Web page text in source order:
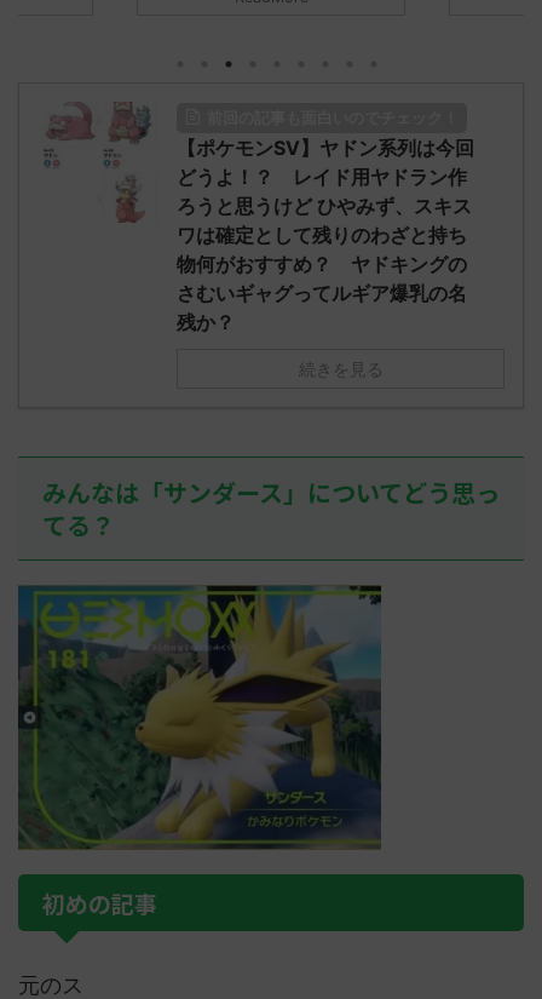
リージョ
ただダグト
れたウミト
う思ってる？ 初めの記事 元のス
2023/06/28(水)
01:07:00.69ID:oUI00NrJ0 エクスレ
ッグヘルムかっこいいから助かる 名
無しさん0971 0971 名無しさん、君に
決めた！ (ﾜｯﾁｮｲW b524-NwUu)
2023/06/28(水 ...
2023/06/
え忘れたガ
たラウドボ
しさん0624
決めた！ (ﾜ
【ポケモンSV】ヤドン系列は今回
どうよ！？ レイド用ヤドラン作
ろうと思うけど ひやみず、スキス
ワは確定として残りのわざと持ち
物何がおすすめ？ ヤドキングの
さむいギャグってルギア爆乳の名
残か？
続きを見る
みんなは「サンダース」についてどう思っ
てる？
初めの記事
元のス